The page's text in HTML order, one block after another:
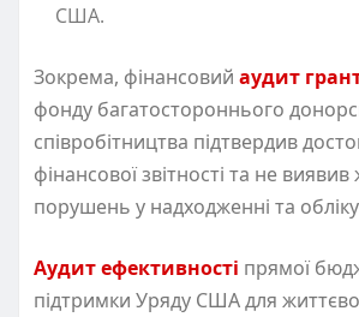
США.
Зокрема, фінансовий аудит
фонду багатостороннього
співробітництва підтвердив
фінансової звітності та не
порушень у надходженні та
Аудит ефективності прямої
підтримки Уряду США для